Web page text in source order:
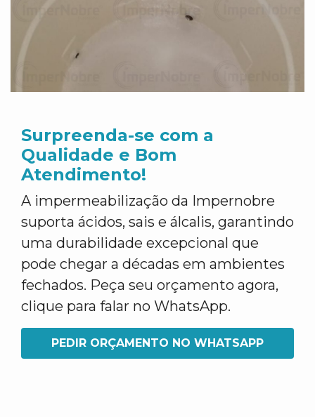
Surpreenda-se com a
Qualidade e Bom
Atendimento!
A impermeabilização da Impernobre
suporta ácidos, sais e álcalis, garantindo
uma durabilidade excepcional que
pode chegar a décadas em ambientes
fechados. Peça seu orçamento agora,
clique para falar no WhatsApp.
PEDIR ORÇAMENTO NO WHATSAPP